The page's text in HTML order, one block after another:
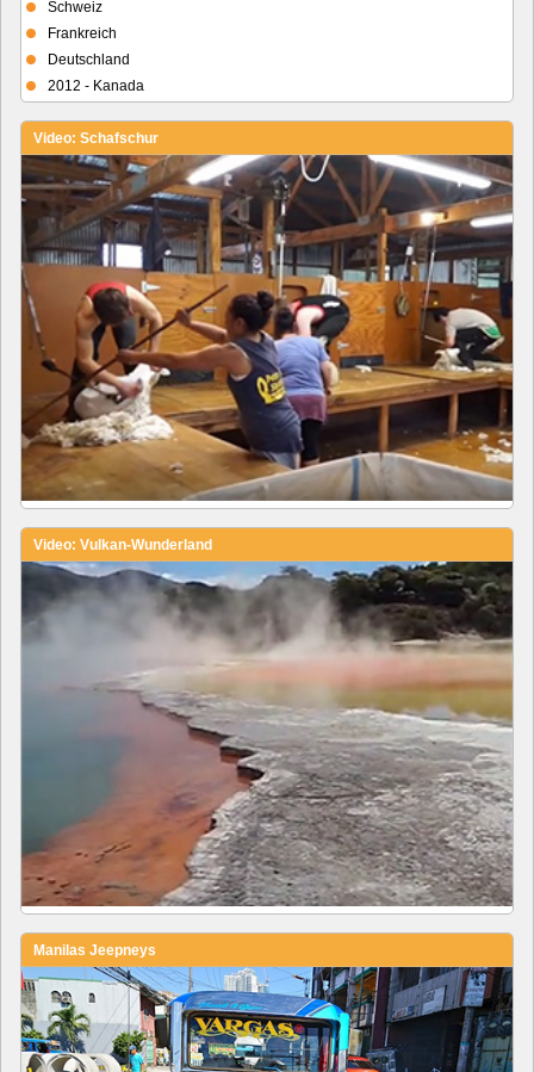
Schweiz
Frankreich
Deutschland
2012 - Kanada
Video: Schafschur
Video: Vulkan-Wunderland
Manilas Jeepneys